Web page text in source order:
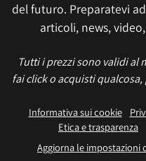
del futuro. Preparatevi
articoli, news,
Tutti i prezzi sono validi al
fai click o acquisti
Informativa sui cookie
Etica e trasparenza
Aggiorna le